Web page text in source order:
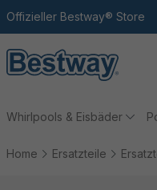
Hauptinhalt
Zur Suche
Zur Hauptnavigation
Offizieller Bestway® Store
Whirlpools & Eisbäder
Home Ersatzteile